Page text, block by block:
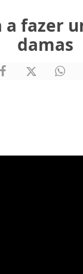
a fazer
damas